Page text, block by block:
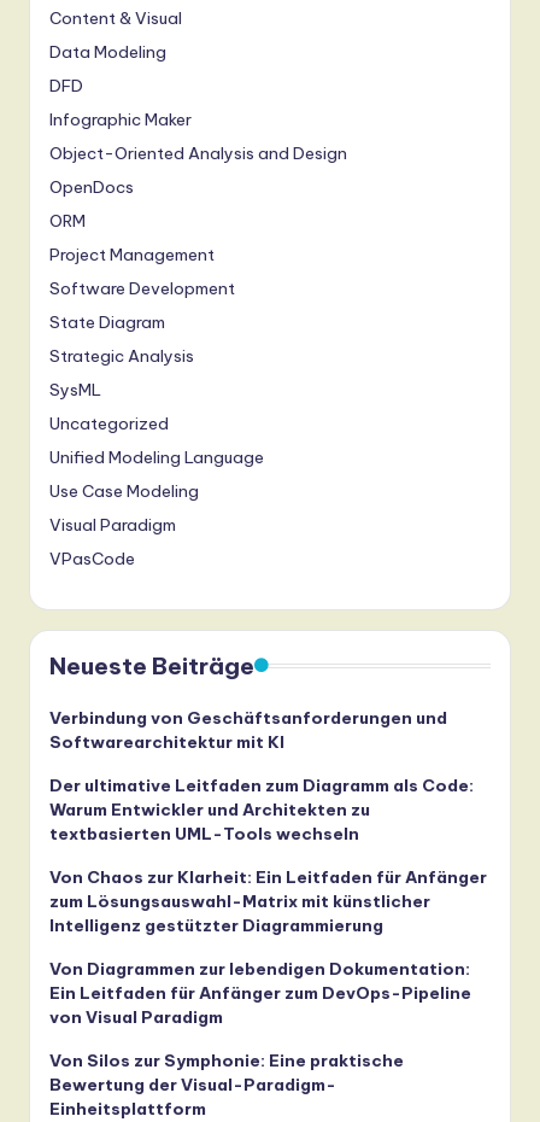
Content & Visual
Data Modeling
DFD
Infographic Maker
Object-Oriented Analysis and Design
OpenDocs
ORM
Project Management
Software Development
State Diagram
Strategic Analysis
SysML
Uncategorized
Unified Modeling Language
Use Case Modeling
Visual Paradigm
VPasCode
Neueste Beiträge
Verbindung von Geschäftsanforderungen und
Softwarearchitektur mit KI
Der ultimative Leitfaden zum Diagramm als Code:
Warum Entwickler und Architekten zu
textbasierten UML-Tools wechseln
Von Chaos zur Klarheit: Ein Leitfaden für Anfänger
zum Lösungsauswahl-Matrix mit künstlicher
Intelligenz gestützter Diagrammierung
Von Diagrammen zur lebendigen Dokumentation:
Ein Leitfaden für Anfänger zum DevOps-Pipeline
von Visual Paradigm
Von Silos zur Symphonie: Eine praktische
Bewertung der Visual-Paradigm-
Einheitsplattform